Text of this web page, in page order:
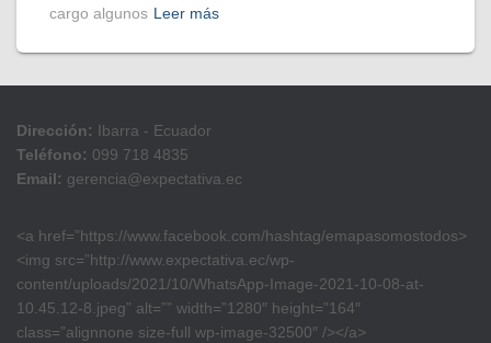
cargo algunos Leer más
Dirección: Ibarra - Ecuador
Teléfono: 099 718 4835
Email: gerencia@expectativa.ec
<a href=”https://www.facebook.com/hashtag/emapasomostodos>
<img src=”http://www.expectativa.ec/wp-
content/uploads/2021/10/WhatsApp-Image-2021-10-08-at-
10.45.12-8.jpeg” alt=”” width=”1280″ height=”164″
class=”alignnone size-full wp-image-32500″ /></a>